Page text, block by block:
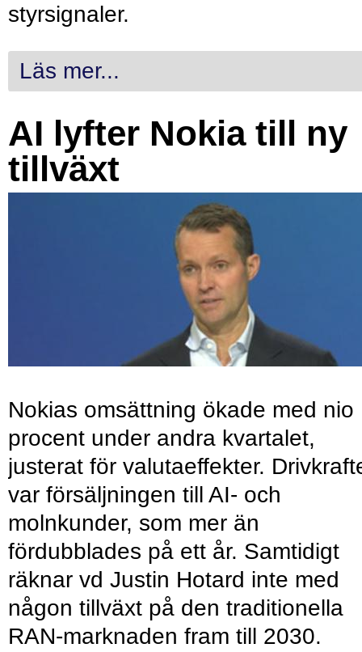
styrsignaler.
Läs mer...
AI lyfter Nokia till ny
tillväxt
Nokias omsättning ökade med nio
procent under andra kvartalet,
justerat för valutaeffekter.
var försäljningen till AI- och
molnkunder, som mer än
fördubblades på ett år. Samtidigt
räknar vd Justin Hotard inte med
någon tillväxt på den traditionella
RAN-marknaden fram till 2030.